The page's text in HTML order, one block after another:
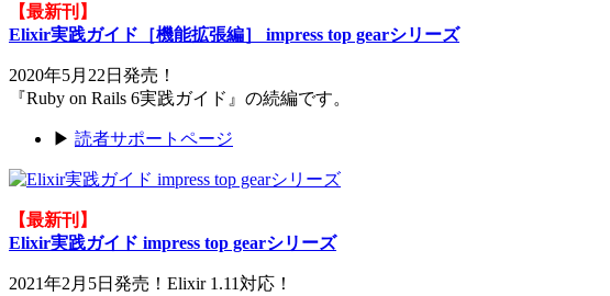
【最新刊】
Elixir実践ガイド［機能拡張編］ impress top gearシリーズ
2020年5月22日発売！
『Ruby on Rails 6実践ガイド』の続編です。
▶ 読者サポートページ
【最新刊】
Elixir実践ガイド impress top gearシリーズ
2021年2月5日発売！Elixir 1.11対応！